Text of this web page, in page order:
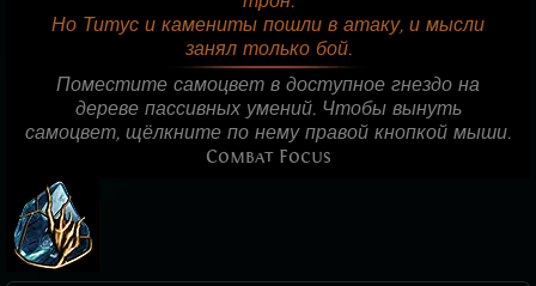
Но Титус и камениты пошли в атаку, и мысли
занял только бой.
Поместите самоцвет в доступное гнездо на
дереве пассивных умений. Чтобы вынуть
самоцвет, щёлкните по нему правой кнопкой мыши.
Combat Focus